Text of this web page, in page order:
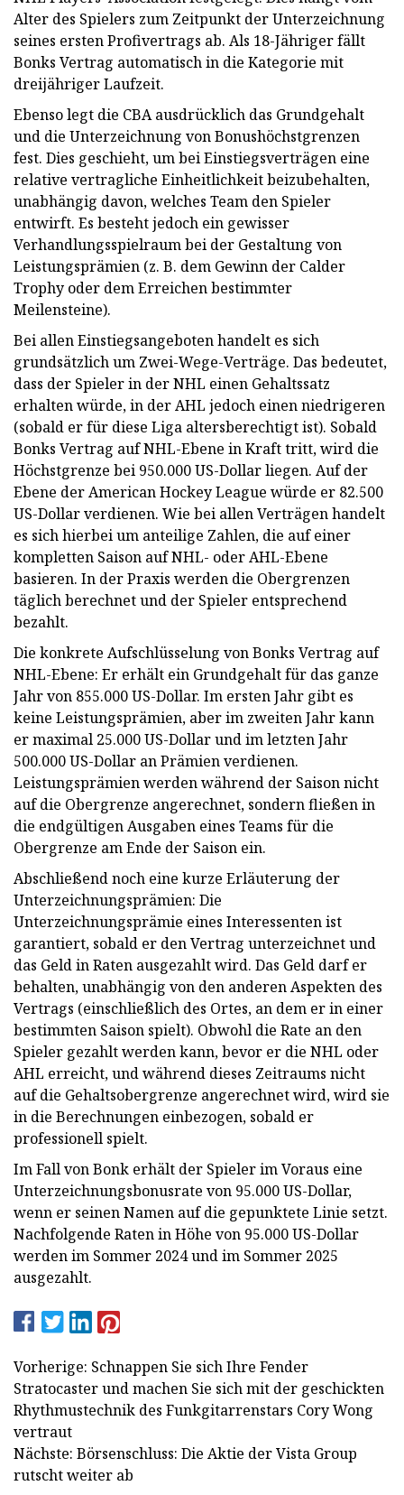
Alter des Spielers zum Zeitpunkt der Unterzeichnung
seines ersten Profivertrags ab. Als 18-Jähriger fällt
Bonks Vertrag automatisch in die Kategorie mit
dreijähriger Laufzeit.
Ebenso legt die CBA ausdrücklich das Grundgehalt
und die Unterzeichnung von Bonushöchstgrenzen
fest. Dies geschieht, um bei Einstiegsverträgen eine
relative vertragliche Einheitlichkeit beizubehalten,
unabhängig davon, welches Team den Spieler
entwirft. Es besteht jedoch ein gewisser
Verhandlungsspielraum bei der Gestaltung von
Leistungsprämien (z. B. dem Gewinn der Calder
Trophy oder dem Erreichen bestimmter
Meilensteine).
Bei allen Einstiegsangeboten handelt es sich
grundsätzlich um Zwei-Wege-Verträge. Das bedeutet,
dass der Spieler in der NHL einen Gehaltssatz
erhalten würde, in der AHL jedoch einen niedrigeren
(sobald er für diese Liga altersberechtigt ist). Sobald
Bonks Vertrag auf NHL-Ebene in Kraft tritt, wird die
Höchstgrenze bei 950.000 US-Dollar liegen. Auf der
Ebene der American Hockey League würde er 82.500
US-Dollar verdienen. Wie bei allen Verträgen handelt
es sich hierbei um anteilige Zahlen, die auf einer
kompletten Saison auf NHL- oder AHL-Ebene
basieren. In der Praxis werden die Obergrenzen
täglich berechnet und der Spieler entsprechend
bezahlt.
Die konkrete Aufschlüsselung von Bonks Vertrag auf
NHL-Ebene: Er erhält ein Grundgehalt für das ganze
Jahr von 855.000 US-Dollar. Im ersten Jahr gibt es
keine Leistungsprämien, aber im zweiten Jahr kann
er maximal 25.000 US-Dollar und im letzten Jahr
500.000 US-Dollar an Prämien verdienen.
Leistungsprämien werden während der Saison nicht
auf die Obergrenze angerechnet, sondern fließen in
die endgültigen Ausgaben eines Teams für die
Obergrenze am Ende der Saison ein.
Abschließend noch eine kurze Erläuterung der
Unterzeichnungsprämien: Die
Unterzeichnungsprämie eines Interessenten ist
garantiert, sobald er den Vertrag unterzeichnet und
das Geld in Raten ausgezahlt wird. Das Geld darf er
behalten, unabhängig von den anderen Aspekten des
Vertrags (einschließlich des Ortes, an dem er in einer
bestimmten Saison spielt). Obwohl die Rate an den
Spieler gezahlt werden kann, bevor er die NHL oder
AHL erreicht, und während dieses Zeitraums nicht
auf die Gehaltsobergrenze angerechnet wird, wird sie
in die Berechnungen einbezogen, sobald er
professionell spielt.
Im Fall von Bonk erhält der Spieler im Voraus eine
Unterzeichnungsbonusrate von 95.000 US-Dollar,
wenn er seinen Namen auf die gepunktete Linie setzt.
Nachfolgende Raten in Höhe von 95.000 US-Dollar
werden im Sommer 2024 und im Sommer 2025
ausgezahlt.
Vorherige: Schnappen Sie sich Ihre Fender
Stratocaster und machen Sie sich mit der geschickten
Rhythmustechnik des Funkgitarrenstars Cory Wong
vertraut
Nächste: Börsenschluss: Die Aktie der Vista Group
rutscht weiter ab